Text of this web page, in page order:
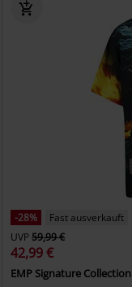
-28%
Fast ausverkauft
UVP59,99 €
42,99 €
EMP Signature Collection